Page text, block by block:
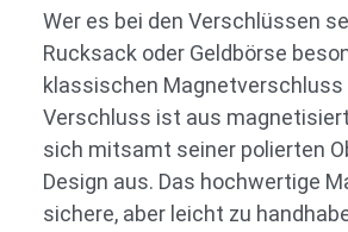
Wer es bei den Verschlüssen
Rucksack oder Geldbörse
klassischen Magnetverschluss
Verschluss ist aus
sich mitsamt seiner polierten
Design aus. Das hochwertige
sichere, aber leicht zu